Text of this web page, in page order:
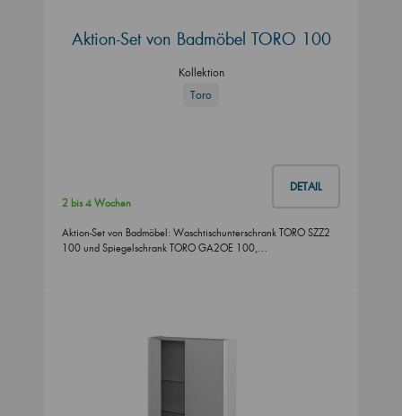
Aktion-Set von Badmöbel TORO 100
Kollektion
Toro
DETAIL
2 bis 4 Wochen
Aktion-Set von Badmöbel: Waschtischunterschrank TORO SZZ2
100 und Spiegelschrank TORO GA2OE 100,…